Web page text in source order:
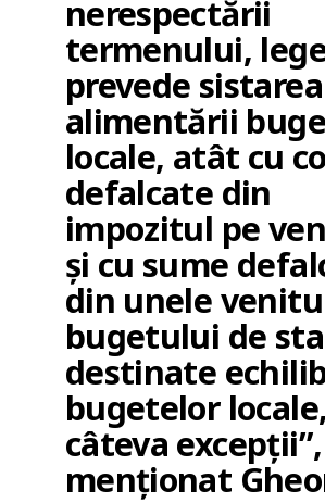
nerespectării
termenului,
prevede sistarea
alimentării
locale, atât cu
defalcate din
impozitul pe
şi cu sume
din unele
bugetului de
destinate
bugetelor
câteva
menţionat